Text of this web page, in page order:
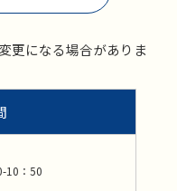
更になる場合がありま
10：50